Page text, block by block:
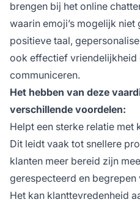
brengen bij het online
waarin emoji’s mogelijk
positieve taal,
ook effectief vriendelijkheid
communiceren.
Het hebben van deze
verschillende voordelen:
Helpt een sterke relatie met
Dit leidt vaak tot snellere
klanten meer bereid zijn
gerespecteerd en begrepen
Het kan klanttevredenheid